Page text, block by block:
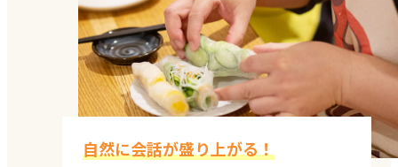
性化します。
実施時間 2時間
対応人数 10～20名程度
料金
人～
自然に会話が盛り上がる！